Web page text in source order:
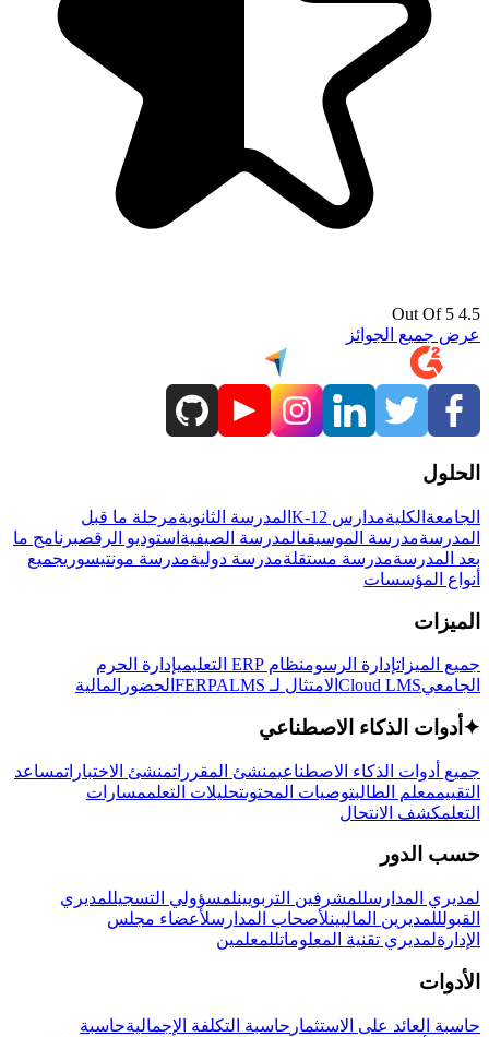
4.5 Out Of 5
عرض جميع الجوائز
الحلول
الجامعة الكليةمدارس K-12 المدرسة الثانويةمرحلة ما قبل
المدرسةمدرسة الموسيقىالمدرسة الصيفية استوديو الرقصبرنامج ما
بعد المدرسةمدرسة مستقلةمدرسة دوليةمدرسة مونتيسوريجميع
أنواع المؤسسات
الميزات
جميع الميزاتإدارة الرسومنظام ERP التعليمي
إدارة الحرم
الجامعيCloud LMS الامتثال لـ FERPA LMS الحضور المالية
✦ أدوات الذكاء الاصطناعي
جميع أدوات الذكاء الاصطناعيمنشئ المقرراتمنشئ الاختباراتمساعد
التقييممعلم الطالبتوصيات المحتوىتحليلات التعلممسارات
التعلمكشف الانتحال
حسب الدور
لمديري المدارسللمشرفين التربويينلمسؤولي التسجيللمديري
القبولللمديرين الماليينلأصحاب المدارسلأعضاء مجلس
الإدارةلمديري تقنية المعلوماتللمعلمين
الأدوات
حاسبة العائد على الاستثمار حاسبة التكلفة الإجماليةحاسبة